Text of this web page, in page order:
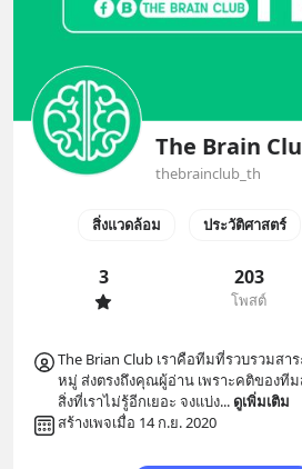
The Brain
thebrainclub_th
สิ่งแวดล้อม ประวัติศาสตร์
3 203
โพสต์
The Brian Club เราคือทีมที่รวบรวมส
หมู่ ส่งตรงถึงคุณผู้อ่าน เพราะคติของที
สิ่งที่เราไม่รู้อีกเยอะ จงแบ่ง... ดูเพิ่มเติม
สร้างเพจเมื่อ 14 ก.ย. 2020